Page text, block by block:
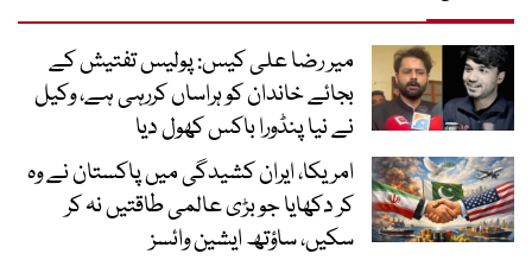
میر رضا علی کیس: پولیس تفتیش کے
بجائے خاندان کو ہراساں کررہی ہے، وکیل
نے نیا پنڈورا باکس کھول دیا
امریکا، ایران کشیدگی میں پاکستان نے وہ
کر دکھایا جو بڑی عالمی طاقتیں نہ کر
سکیں، ساؤتھ ایشین وائسز